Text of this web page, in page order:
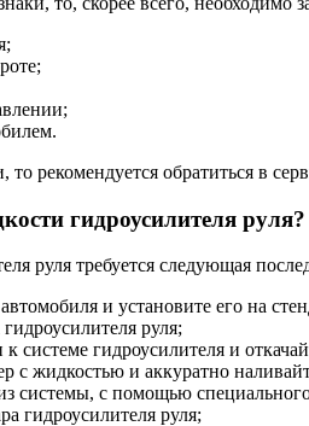
рекомендуется обратиться в
гидроусилителя руля?
руля требуется следующая
и установите его на
руля;
системе гидроусилителя и
с жидкостью и аккуратно
системы, с помощью
гидроусилителя руля;